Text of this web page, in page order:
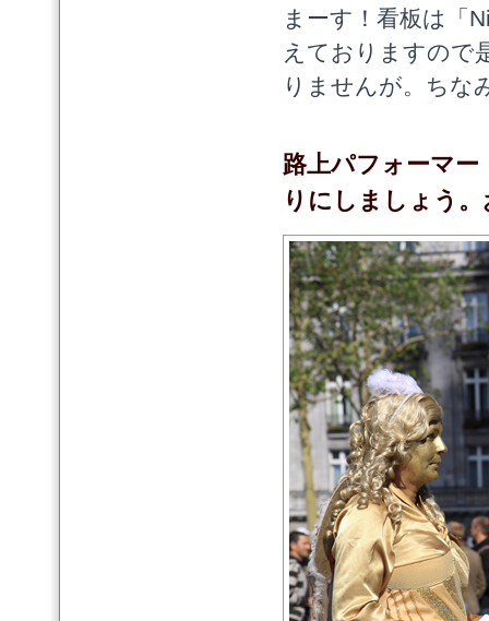
まーす！看板は「
えておりますので
りませんが。ちな
路上パフォーマ
りにしましょう